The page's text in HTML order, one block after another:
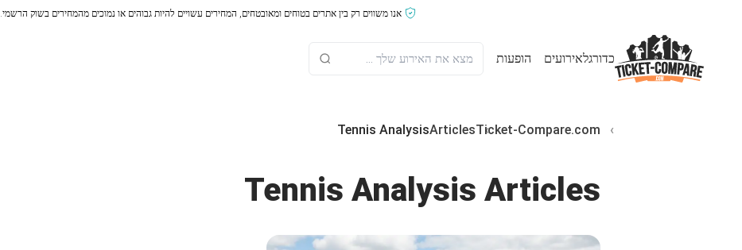
אנו משווים רק בין אתרים בטוחים ומאובטחים, המחירים עשויים להיות גבוהים או נמוכים מהמחירים בשוק הרשמי.
כדורגלאירועים הופעות
Ticket-Compare.com
Articles
Tennis Analysis
Tennis Analysis Articles